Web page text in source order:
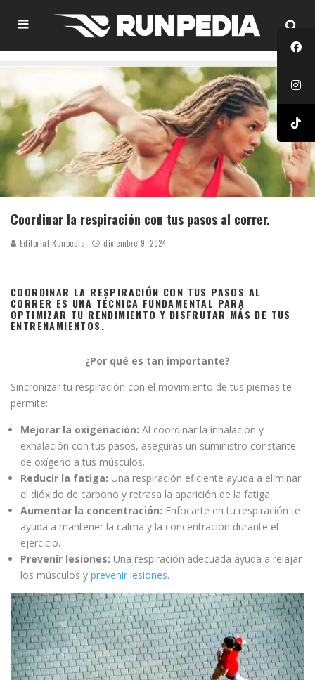
Coordinar la respiración con tus pasos al correr.
Editorial Runpedia diciembre 9, 2024
COORDINAR LA RESPIRACIÓN CON TUS PASOS AL
CORRER ES UNA TÉCNICA FUNDAMENTAL PARA
OPTIMIZAR TU RENDIMIENTO Y DISFRUTAR MÁS DE TUS
ENTRENAMIENTOS.
¿Por qué es tan importante?
Sincronizar tu respiración con el movimiento de tus piernas te
permite:
Mejorar la oxigenación: Al coordinar la inhalación y
exhalación con tus pasos, aseguras un suministro constante
de oxígeno a tus músculos.
Reducir la fatiga: Una respiración eficiente ayuda a eliminar
el dióxido de carbono y retrasa la aparición de la fatiga.
Aumentar la concentración: Enfocarte en tu respiración te
ayuda a mantener la calma y la concentración durante el
ejercicio.
Prevenir lesiones: Una respiración adecuada ayuda a relajar
los músculos y prevenir lesiones.